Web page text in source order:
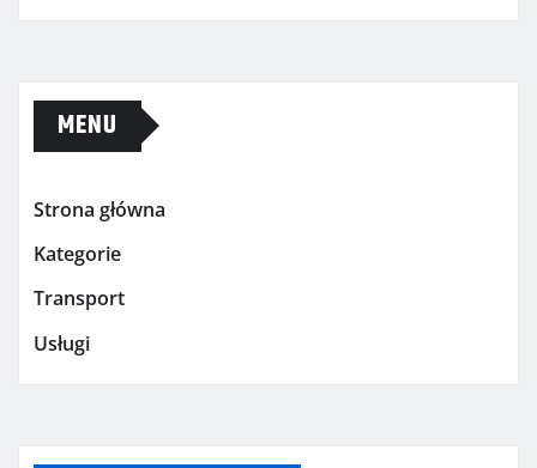
MENU
Strona główna
Kategorie
Transport
Usługi